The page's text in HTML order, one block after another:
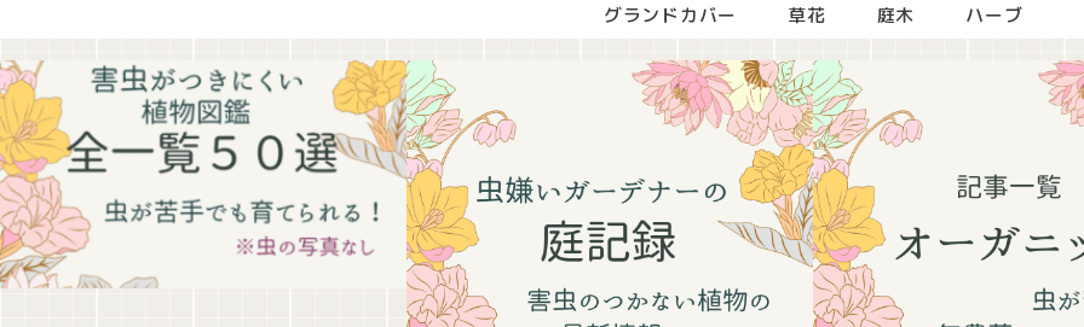
グランドカバー 草花 庭木 ハーブ